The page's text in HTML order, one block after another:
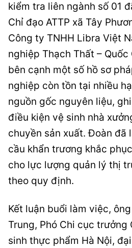
kiểm tra liên ngành số 01
Chỉ đạo ATTP xã Tây
Công ty TNHH Libra Việt
nghiệp Thạch Thất – Quốc
bên cạnh một số hồ sơ
nghiệp còn tồn tại nhiều
nguồn gốc nguyên liệu,
điều kiện vệ sinh nhà
chuyền sản xuất. Đoàn đã
cầu khẩn trương khắc
cho lực lượng quản lý thị
theo quy định.
Kết luận buổi làm việc,
Trung, Phó Chi cục trưởng
sinh thực phẩm Hà Nội,